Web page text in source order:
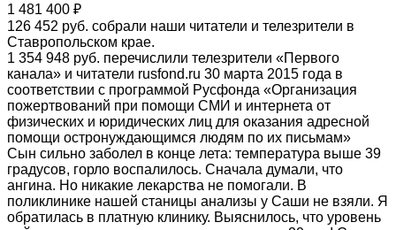
1 481 400 ₽
126 452 руб. собрали наши читатели и телезрители в
Ставропольском крае.
1 354 948 руб. перечислили телезрители «Первого
канала» и читатели rusfond.ru 30 марта 2015 года в
соответствии с программой Русфонда «Организация
пожертвований при помощи СМИ и интернета от
физических и юридических лиц для оказания адресной
помощи остронуждающимся людям по их письмам»
Сын сильно заболел в конце лета: температура выше 39
градусов, горло воспалилось. Сначала думали, что
ангина. Но никакие лекарства не помогали. В
поликлинике нашей станицы анализы у Саши не взяли. Я
обратилась в платную клинику. Выяснилось, что уровень